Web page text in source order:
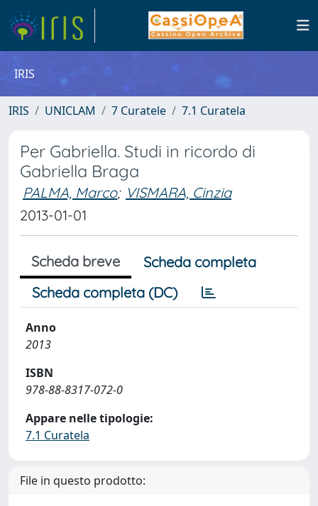
IRIS
IRIS UNICLAM 7 Curatele 7.1 Curatela
Per Gabriella. Studi in ricordo di
Gabriella Braga
PALMA, Marco; VISMARA, Cinzia
2013-01-01
Scheda breve
Scheda completa
Scheda completa (DC)
Anno
2013
ISBN
978-88-8317-072-0
Appare nelle tipologie:
7.1 Curatela
File in questo prodotto: